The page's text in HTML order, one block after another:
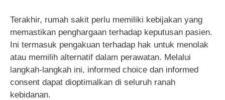
Terakhir, rumah sakit perlu memiliki kebijakan yang
memastikan penghargaan terhadap keputusan pasien.
Ini termasuk pengakuan terhadap hak untuk menolak
atau memilih alternatif dalam perawatan. Melalui
langkah-langkah ini, informed choice dan informed
consent dapat dioptimalkan di seluruh ranah
kebidanan.